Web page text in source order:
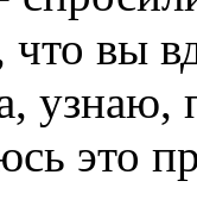
вы
узнаю,
это